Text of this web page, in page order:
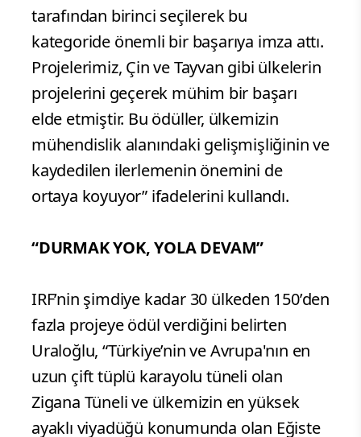
tarafından birinci seçilerek bu
kategoride önemli bir başarıya imza attı.
Projelerimiz, Çin ve Tayvan gibi ülkelerin
projelerini geçerek mühim bir başarı
elde etmiştir. Bu ödüller, ülkemizin
mühendislik alanındaki gelişmişliğinin ve
kaydedilen ilerlemenin önemini de
ortaya koyuyor” ifadelerini kullandı.
“DURMAK YOK, YOLA DEVAM”
IRF’nin şimdiye kadar 30 ülkeden 150’den
fazla projeye ödül verdiğini belirten
Uraloğlu, “Türkiye’nin ve Avrupa'nın en
uzun çift tüplü karayolu tüneli olan
Zigana Tüneli ve ülkemizin en yüksek
ayaklı viyadüğü konumunda olan Eğiste